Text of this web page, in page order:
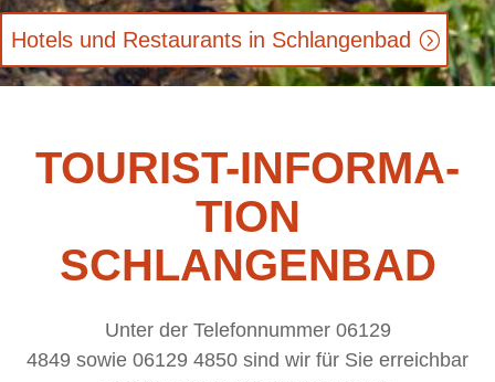
Ho­tels und Re­stau­rants in Schlangenbad
TOU­RIST-IN­FOR­MA­
TI­ON
SCHLANGENBAD
Un­ter der Te­le­fon­num­mer 06129
4849 sowie 06129 4850 sind wir für Sie er­reich­bar